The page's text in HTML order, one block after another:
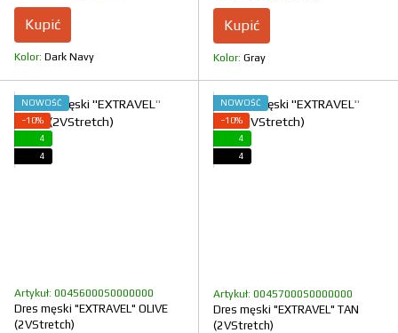
Kupić
Kolor Dark Navy
Kupić
Kolor Gray
NOWOŚĆ
−10%
4
4
Artykuł: 00456000S0000000
Dres męski "EXTRAVEL" OLIVE
(2VStretch)
NOWOŚĆ
−10%
4
4
Artykuł: 00457000S0000000
Dres męski "EXTRAVEL" TAN
(2VStretch)